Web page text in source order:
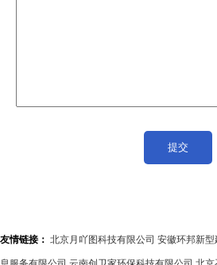
友情链接： 北京月吖图科技有限公司 安徽环邦新型